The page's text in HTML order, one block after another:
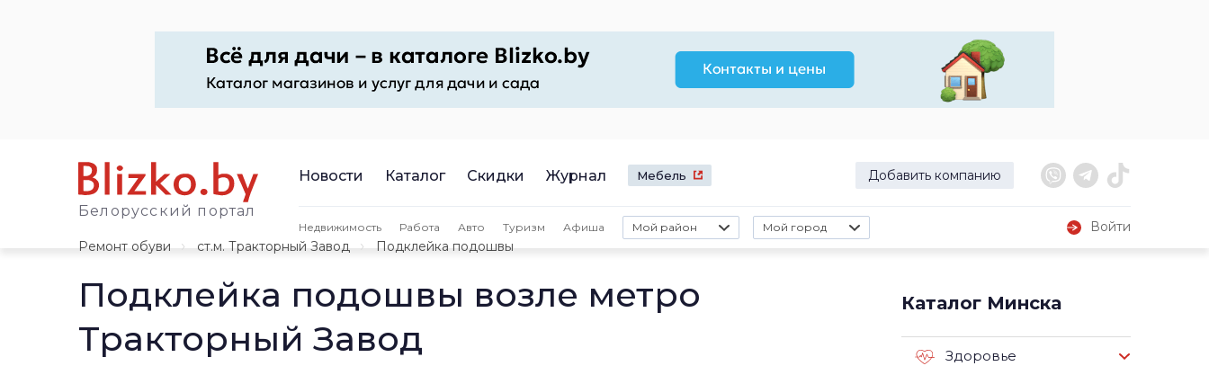
Белорусский портал
Новости Каталог Скидки Журнал Мебель Добавить компанию
Недвижимость Работа Авто Туризм Афиша Мой район Мой город
Войти
Ремонт обуви
ст.м. Тракторный Завод Подклейка подошвы
Подклейка подошвы возле метро
Тракторный Завод
Каталог Минска
Здоровье